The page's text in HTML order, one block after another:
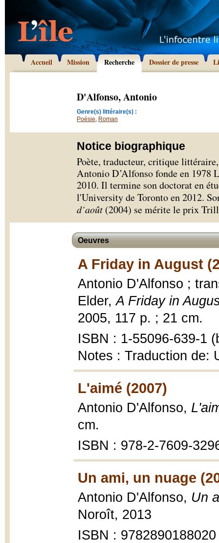
Accueil Mission Recherche Dossier de presse
D'Alfonso, Antonio
Genre(s) littéraire(s) :
Poésie, Roman
Notice biographique
Poète, traducteur, critique
Antonio D’Alfonso fonde en 1978
2010. Il termine son doctorat en
l'University de Toronto en 2012.
d’août (2004) se mérite le prix
Oeuvres
A Friday in August
Antonio D'Alfonso ;
Elder,A Friday in
2005, 117 p. ; 21 cm.
ISBN : 1-55096-639-1
Notes : Traduction de:
L'aimé (2007)
Antonio D'Alfonso,
cm.
ISBN : 978-2-7609-
Un ami, un nuage
Antonio D'Alfonso, Un
Noroît, 2013
ISBN : 9782890188020